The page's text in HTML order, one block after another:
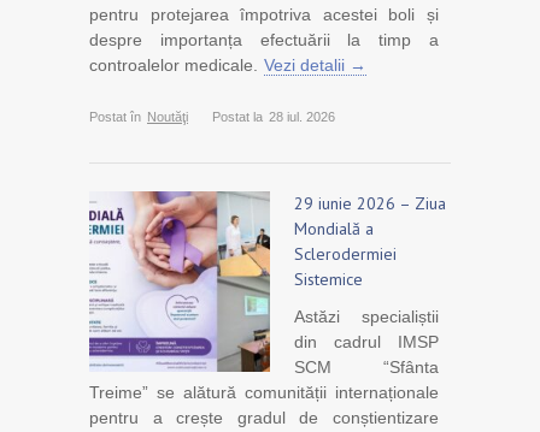
pentru protejarea împotriva acestei boli și
despre importanța efectuării la timp a
controalelor medicale.
Vezi detalii →
Postat în Noutăţi Postat la 28 iul. 2026
29 iunie 2026 – Ziua
Mondială a
Sclerodermiei
Sistemice
Astăzi specialiștii
din cadrul IMSP
SCM “Sfânta
Treime” se alătură comunității internaționale
pentru a crește gradul de conștientizare